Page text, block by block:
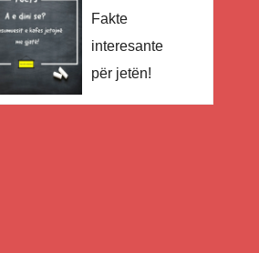
Fakte
interesante
për jetën!